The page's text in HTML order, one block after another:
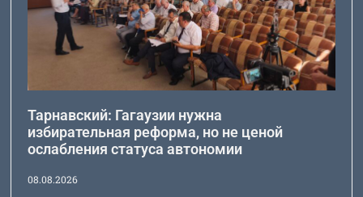
Тарнавский: Гагаузии нужна
избирательная реформа, но не ценой
ослабления статуса автономии
08.08.2026